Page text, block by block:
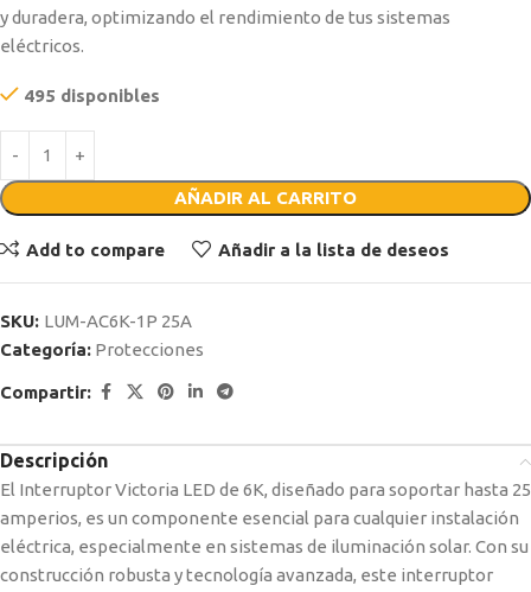
y duradera, optimizando el rendimiento de tus sistemas
eléctricos.
495 disponibles
AÑADIR AL CARRITO
Add to compare Añadir a la lista de deseos
SKU: LUM-AC6K-1P 25A
Categoría: Protecciones
Compartir:
Descripción
El Interruptor Victoria LED de 6K, diseñado para soportar hasta 25
amperios, es un componente esencial para cualquier instalación
eléctrica, especialmente en sistemas de iluminación solar. Con su
construcción robusta y tecnología avanzada, este interruptor